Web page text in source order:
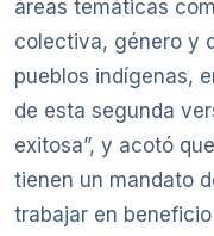
áreas temáticas
colectiva, género y
pueblos indígenas,
de esta segunda
exitosa”, y acotó
tienen un mandato
trabajar en